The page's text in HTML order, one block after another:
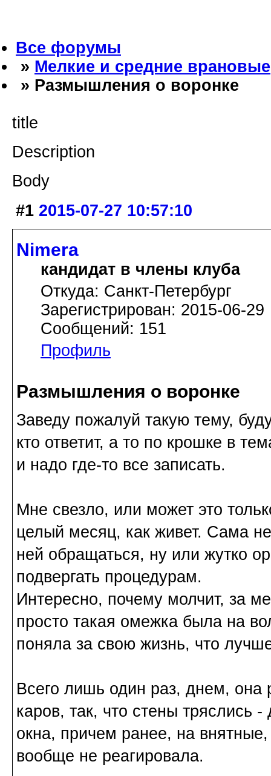
Все форумы
» Мелкие и средние врановые
» Размышления о воронке
title
Description
Body
#1 2015-07-27 10:57:10
Nimera
кандидат в члены клуба
Откуда: Санкт-Петербург
Зарегистрирован: 2015-06-29
Сообщений: 151
Профиль
Размышления о воронке
Заведу пожалуй такую тему,
кто ответит, а то по крошке в
и надо где-то все записать.
Мне свезло, или может это
целый месяц, как живет. Сама
ней обращаться, ну или жутко
подвергать процедурам.
Интересно, почему молчит, за
просто такая омежка была на
поняла за свою жизнь, что
Всего лишь один раз, днем, она
каров, так, что стены
окна, причем ранее, на
вообще не реагировала.